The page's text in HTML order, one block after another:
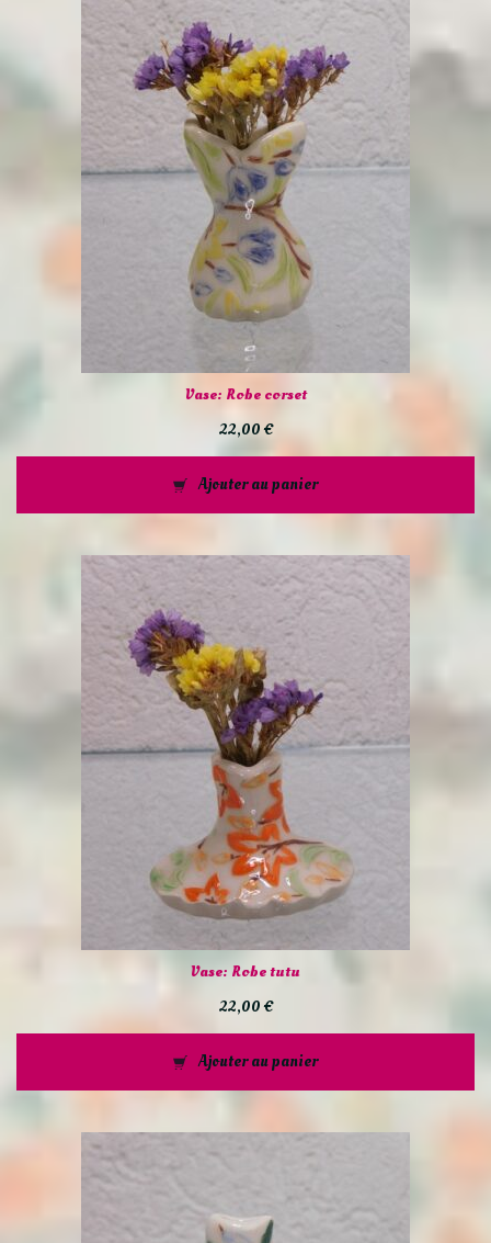
Vase: Robe corset
22,00€
Ajouter au panier
Vase: Robe tutu
22,00€
Ajouter au panier